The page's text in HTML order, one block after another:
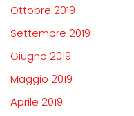
Ottobre 2019
Settembre 2019
Giugno 2019
Maggio 2019
Aprile 2019